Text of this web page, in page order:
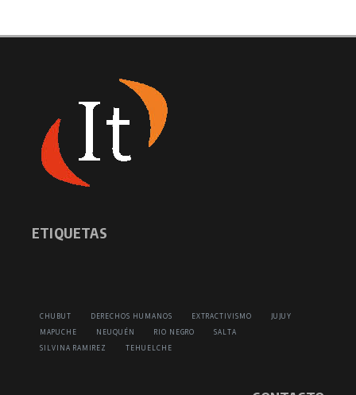
ETIQUETAS
CHUBUT DERECHOS HUMANOS EXTRACTIVISMO
JUJUY
MAPUCHE
NEUQUÉN RIO NEGRO
SALTA
SILVINA RAMIREZ
TEHUELCHE